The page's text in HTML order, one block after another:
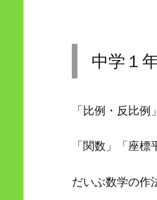
中学１
「比例・反比例
「関数」「座
だいぶ数学の作